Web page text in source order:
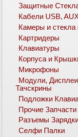
Защитные
Кабели USB,
Камеры и стекла
Картридеры
Клавиатуры
Корпуса и
Микрофоны
Модули,
Тачскрины
Подложки
Прочие Запчасти
Разъемы
Селфи Палки